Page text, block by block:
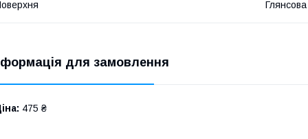
Глянсова
для замовлення
475 ₴